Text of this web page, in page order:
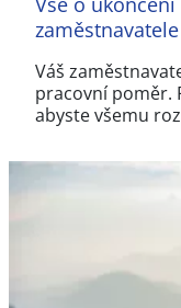
zaměstnavatele
Váš
pracovní poměr.
abyste všemu